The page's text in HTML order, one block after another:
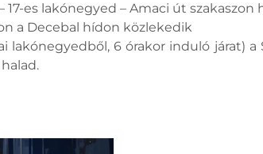
17-es lakónegyed – Amaci út szakaszon
a Decebal hídon közlekedik
lakónegyedből, 6 órakor induló járat)